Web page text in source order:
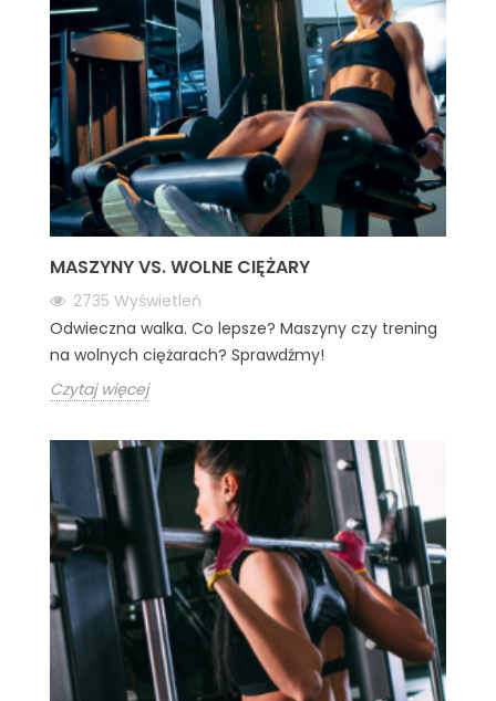
MASZYNY VS. WOLNE CIĘŻARY
2735 Wyświetleń
Odwieczna walka. Co lepsze? Maszyny czy trening
na wolnych ciężarach? Sprawdźmy!
Czytaj więcej